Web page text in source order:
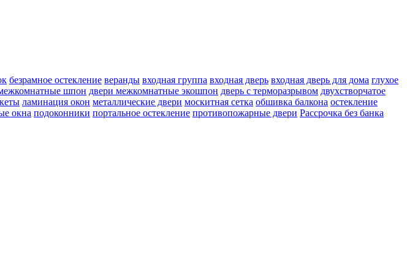
безрамное остекление веранды входная группа входная дверь входная дверь для дома глухое
шпон двери межкомнатные экошпон дверь с терморазрывом двухстворчатое
ламинация окон металлические двери москитная сетка обшивка балкона остекление
окна подоконники портальное остекление противопожарные двери Рассрочка без банка